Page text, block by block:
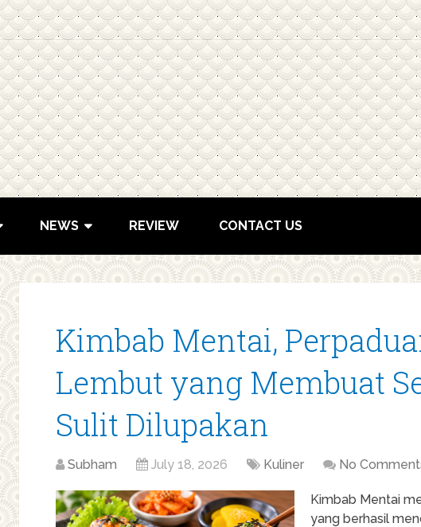
NEWS REVIEW CONTACT US
Kimbab Mentai,
Lembut yang Membuat
Sulit Dilupakan
Subham July 18, 2026 Kuliner No
Kimbab Mentai
yang berhasil